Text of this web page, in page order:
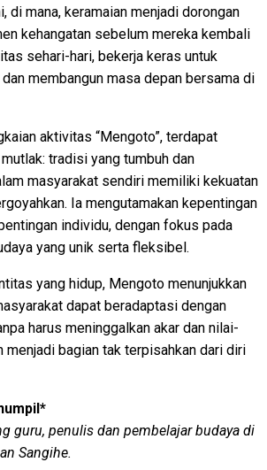
di mana, keramaian menjadi dorongan
kehangatan sebelum mereka kembali
sehari-hari, bekerja keras untuk
membangun masa depan bersama di
aktivitas “Mengoto”, terdapat
tradisi yang tumbuh dan
masyarakat sendiri memiliki kekuatan
Ia mengutamakan kepentingan
individu, dengan fokus pada
yang unik serta fleksibel.
yang hidup, Mengoto menunjukkan
dapat beradaptasi dengan
harus meninggalkan akar dan nilai-
menjadi bagian tak terpisahkan dari diri
guru, penulis dan pembelajar budaya di
Sangihe.